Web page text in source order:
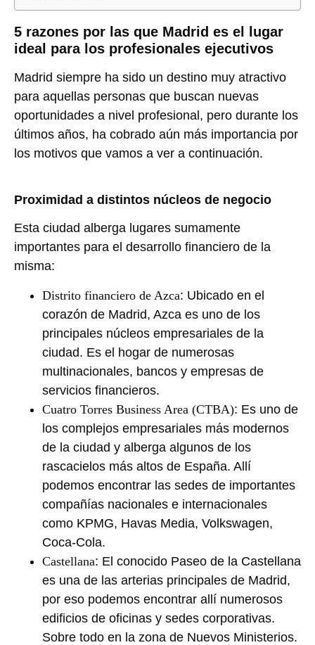
5 razones por las que Madrid es el lugar
ideal para los profesionales ejecutivos
Madrid siempre ha sido un destino muy atractivo
para aquellas personas que buscan nuevas
oportunidades a nivel profesional, pero durante los
últimos años, ha cobrado aún más importancia por
los motivos que vamos a ver a continuación.
Proximidad a distintos núcleos de negocio
Esta ciudad alberga lugares sumamente
importantes para el desarrollo financiero de la
misma:
Distrito financiero de Azca: Ubicado en el
corazón de Madrid, Azca es uno de los
principales núcleos empresariales de la
ciudad. Es el hogar de numerosas
multinacionales, bancos y empresas de
servicios financieros.
Cuatro Torres Business Area (CTBA): Es uno de
los complejos empresariales más modernos
de la ciudad y alberga algunos de los
rascacielos más altos de España. Allí
podemos encontrar las sedes de importantes
compañías nacionales e internacionales
como KPMG, Havas Media, Volkswagen,
Coca-Cola.
Castellana: El conocido Paseo de la Castellana
es una de las arterias principales de Madrid,
por eso podemos encontrar allí numerosos
edificios de oficinas y sedes corporativas.
Sobre todo en la zona de Nuevos Ministerios.